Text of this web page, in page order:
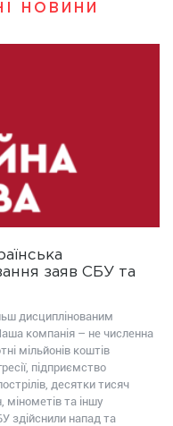
НОВИНИ
заяв СБУ та
дисциплінованим
компанія – не численна
мільйонів коштів
підприємство
десятки тисяч
мінометів та іншу
здійснили напад та